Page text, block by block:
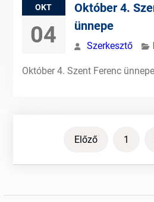
OKT
04
Október 4.
ünnepe
Szerkesztő
Október 4. Szent Ferenc ünnepe
Bejegyzések
Előző 1